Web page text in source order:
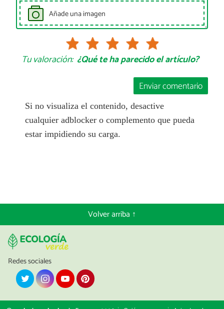
Añade una imagen
Tu valoración: ¿Qué te ha parecido el artículo?
Enviar comentario
Si no visualiza el contenido, desactive
cualquier adblocker o complemento que pueda
estar impidiendo su carga.
Volver arriba ↑
Redes sociales